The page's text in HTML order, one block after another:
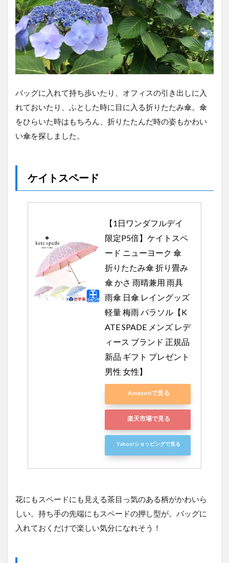
バッグに入れて持ち歩いたり、オフィスの引き出しに入
れておいたり、ふとした時に目に入る折りたたみ傘。傘
をひらいた時はもちろん、折りたたんだ時の姿もかわい
い傘を探しました。
ケイトスペード
【1日ワンダフルデイ
限定P5倍】ケイトスペ
ード ニューヨーク 傘
折りたたみ傘 折り畳み
傘 かさ 雨晴兼用 雨具
雨傘 日傘 レイングッズ
軽量 梅雨 パラソル【K
ATE SPADE メンズ レデ
ィース ブランド 正規品
新品 ギフト プレゼント
男性 女性】
Amazonで見る
楽天市場で見る
Yahoo!ショッピングで見る
花にもスペードにも見える茶目っ気のある柄がかわいら
しい。持ち手の先端にもスペードの押し型が。バッグに
入れておくだけで楽しい気分になれそう！